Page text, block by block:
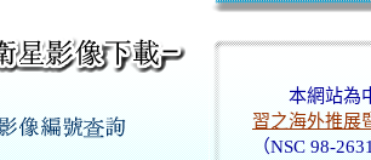
本網站為中
習之海外推展
（NSC 98-